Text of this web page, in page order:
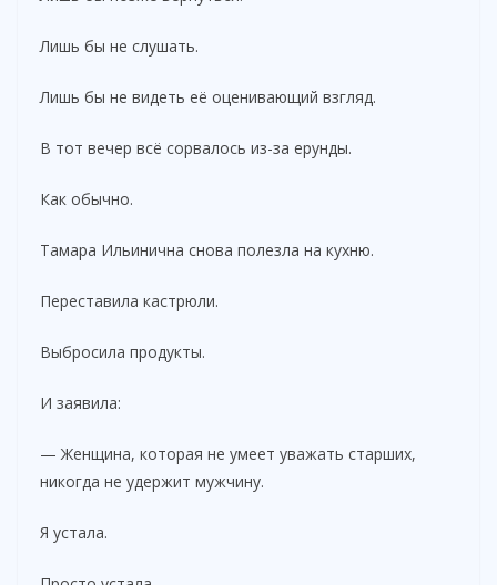
Лишь бы не слушать.
Лишь бы не видеть её оценивающий взгляд.
В тот вечер всё сорвалось из-за ерунды.
Как обычно.
Тамара Ильинична снова полезла на кухню.
Переставила кастрюли.
Выбросила продукты.
И заявила:
— Женщина, которая не умеет уважать старших,
никогда не удержит мужчину.
Я устала.